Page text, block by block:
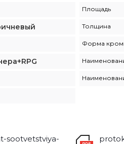
Площадь
Толщина
Форма
sootvetstviya-